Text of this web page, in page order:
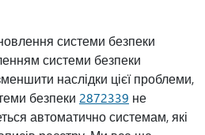
системи безпеки
системи безпеки
наслідки цієї проблеми,
безпеки 2872339 не
автоматично системам, які